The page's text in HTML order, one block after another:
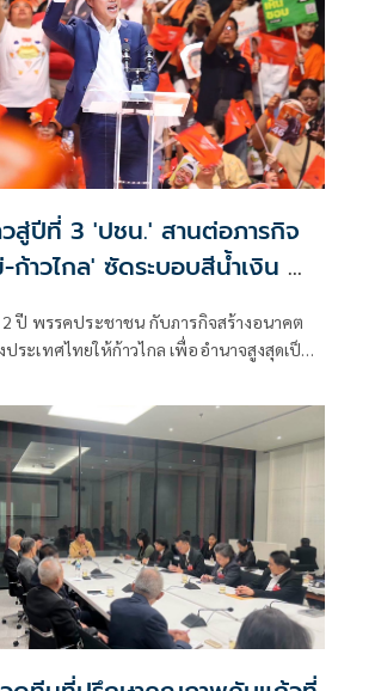
สู่ปีที่ 3 'ปชน.' สานต่อภารกิจ
าวไกล' ซัดระบอบสีน้ำเงิน ทำ
ปี พรรคประชาชน กับภารกิจสร้างอนาคต
ประเทศไทยให้ก้าวไกล เพื่ออำนาจสูงสุดเป็น